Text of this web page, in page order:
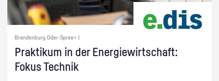
Brandenburg Oder-Spree+ |
Prak­ti­kum in der En­er­gie­wirt­schaft:
Fokus Tech­nik